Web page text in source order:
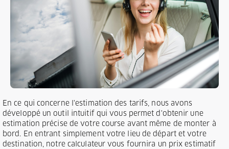
En ce qui concerne l'estimation des tarifs, nous avons
développé un outil intuitif qui vous permet d'obtenir une
estimation précise de votre course avant même de monter à
bord. En entrant simplement votre lieu de départ et votre
destination, notre calculateur vous fournira un prix estimatif